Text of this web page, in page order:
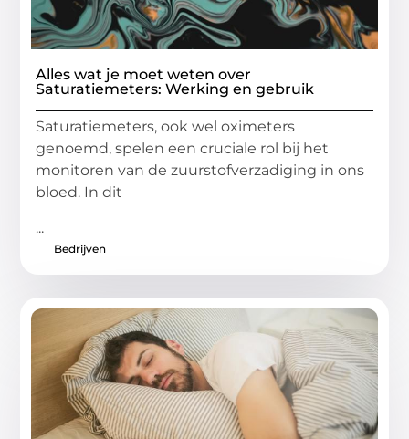
Alles wat je moet weten over
Saturatiemeters: Werking en gebruik
Saturatiemeters, ook wel oximeters
genoemd, spelen een cruciale rol bij het
monitoren van de zuurstofverzadiging in ons
bloed. In dit
...
Bedrijven